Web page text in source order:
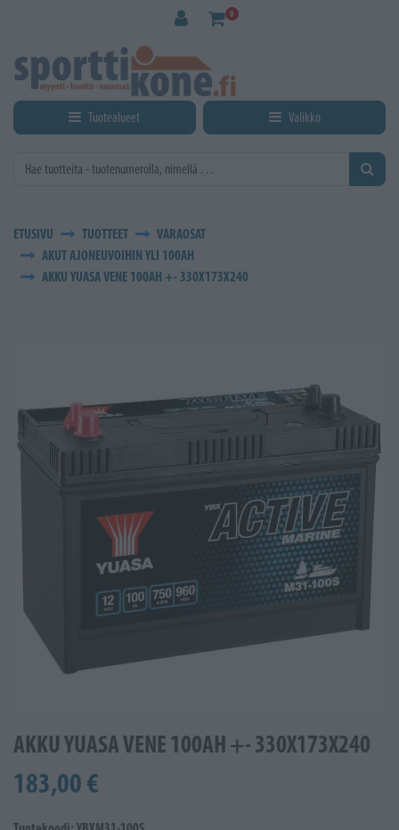
0
Tuotealueet Valikko
ETUSIVU TUOTTEET
VARAOSAT
AKUT AJONEUVOIHIN YLI 100AH
AKKU YUASA VENE 100AH +- 330X173X240
AKKU YUASA VENE 100AH +- 330X173X240
183,00 €